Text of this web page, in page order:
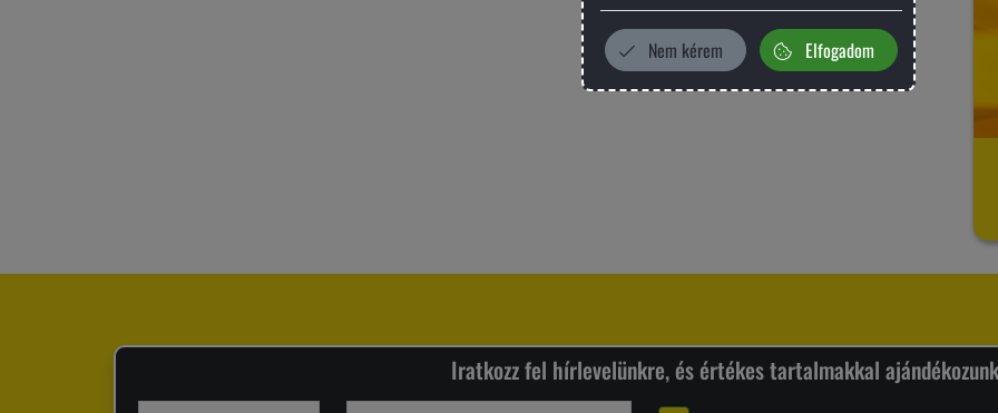
Iratkozz fel hírlevelünkre, és értékes tartalmakkal
Nem kérem Elfogadom